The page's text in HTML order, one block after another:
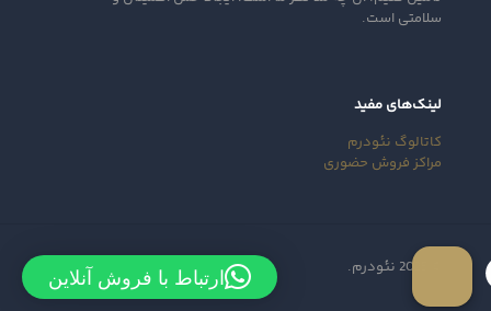
سلامتی است.
لینک‌های مفید
کاتالوگ نئودرم
مراکز فروش حضوری
ارتباط با فروش آنلاین